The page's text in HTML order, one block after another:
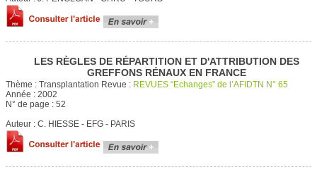
LES RÈGLES DE RÉPARTITION ET D'ATTRIBUTION DES
GREFFONS RÉNAUX EN FRANCE
Thème : Transplantation Revue : REVUES “Echanges” de l’AFIDTN N° 65
Année : 2002
N° de page : 52
Auteur : C. HIESSE - EFG - PARIS